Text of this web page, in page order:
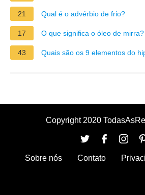
21 Qual é o advérbio de frio?
17 O que significa o óleo de mirra?
43 Quais são os 9 elementos do
Copyright 2020
Sobre nós Contato